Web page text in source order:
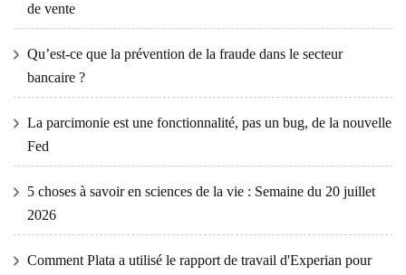
de vente
Qu’est-ce que la prévention de la fraude dans le secteur
bancaire ?
La parcimonie est une fonctionnalité, pas un bug, de la nouvelle
Fed
5 choses à savoir en sciences de la vie : Semaine du 20 juillet
2026
Comment Plata a utilisé le rapport de travail d'Experian pour